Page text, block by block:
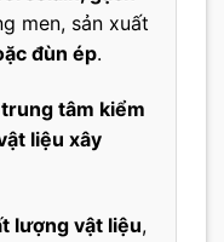
men, sản xuất
đùn ép.
tâm kiểm
liệu xây
lượng vật liệu,